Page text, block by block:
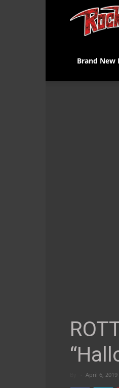
Brand New
April 6, 2019